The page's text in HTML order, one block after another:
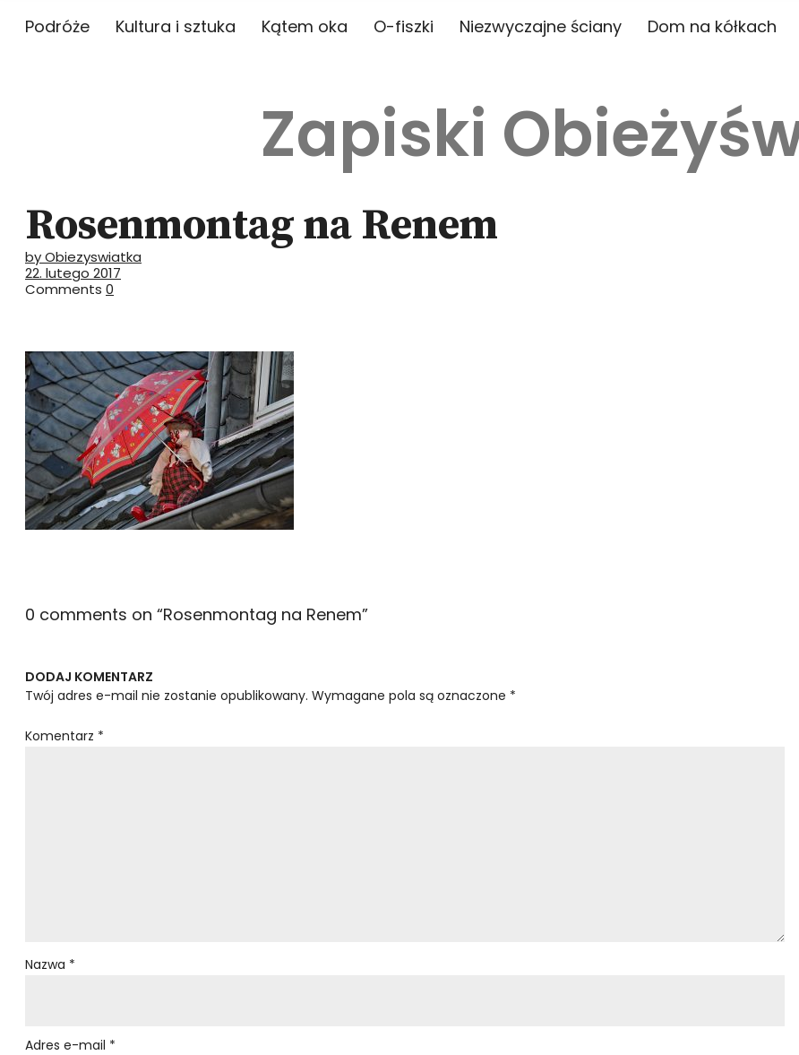
Podróże Kultura i sztuka Kątem oka O-fiszki Niezwyczajne ściany Dom na kółkach
Zapiski
Rosenmontag na Renem
by Obiezyswiatka
22. lutego 2017
Comments 0
0 comments on “Rosenmontag na Renem”
DODAJ KOMENTARZ
Twój adres e-mail nie zostanie opublikowany. Wymagane pola są oznaczone *
Komentarz *
Nazwa *
Adres e-mail *